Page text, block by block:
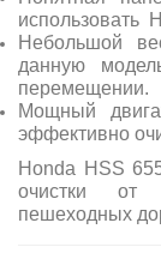
использовать
Небольшой
данную
перемещении.
Мощный
эффективно
Honda HSS
очистки от
пешеходных